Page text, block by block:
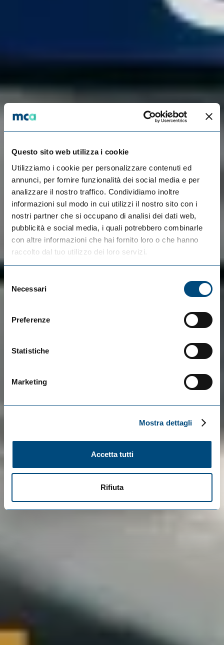
Questo sito web utilizza i cookie
Utilizziamo i cookie per personalizzare contenuti ed
annunci, per fornire funzionalità dei social media e per
analizzare il nostro traffico. Condividiamo inoltre
informazioni sul modo in cui utilizzi il nostro sito con i
nostri partner che si occupano di analisi dei dati web,
pubblicità e social media, i quali potrebbero combinarle
con altre informazioni che hai fornito loro o che hanno
raccolto dal tuo utilizzo dei loro servizi.
Selezione
delNecessari
Preferenze
Statistiche
Marketing
Mostra dettagli
Accetta tutti
Rifiuta